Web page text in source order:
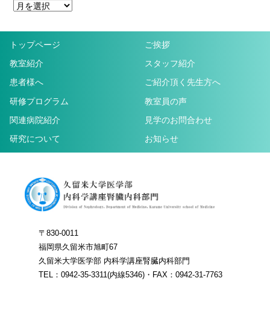
トップページ
ご挨拶
教室紹介
スタッフ紹介
患者様へ
ご紹介頂く先生方へ
研修プログラム
教室員の声
関連病院紹介
見学のお問合わせ
研究について
お知らせ
〒830-0011
福岡県久留米市旭町67
久留米大学医学部 内科学講座腎臓内科部門
TEL：0942-35-3311(内線5346)・FAX：0942-31-7763